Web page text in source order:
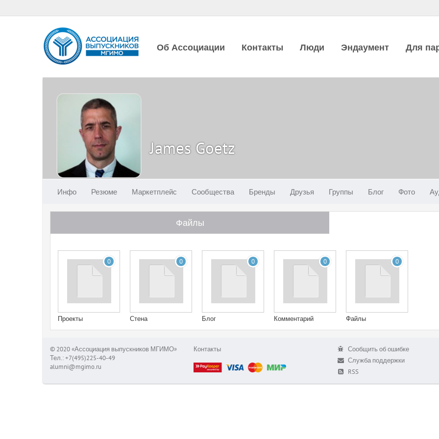
Об Ассоциации Контакты Люди Эндаумент Для
James Goetz
Инфо Резюме Маркетплейс Сообщества Бренды Друзья Группы Блог Фото
Файлы
0
Проекты
0
Стена
0
Блог
0
Комментарий
0
Файлы
© 2020 «Ассоциация выпускников МГИМО»
Тел.: +7(495)225-40-49
alumni@mgimo.ru
Контакты
Сообщить об ошибке
Служба поддержки
RSS